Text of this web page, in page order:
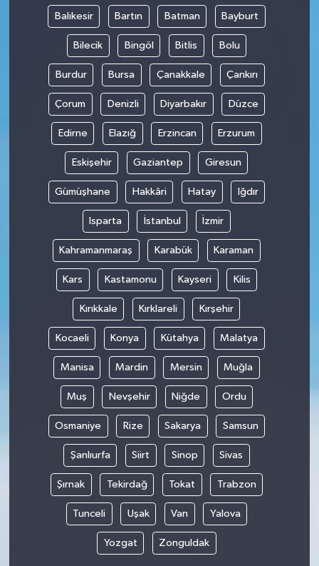
Balıkesir Bartın Batman Bayburt
Bilecik Bingöl Bitlis Bolu
Burdur Bursa Çanakkale Çankırı
Çorum Denizli Diyarbakır Düzce
Edirne Elazığ Erzincan Erzurum
Eskişehir Gaziantep Giresun
Gümüşhane Hakkâri Hatay Iğdır
Isparta İstanbul İzmir
Kahramanmaraş Karabük Karaman
Kars Kastamonu Kayseri Kilis
Kırıkkale Kırklareli Kırşehir
Kocaeli Konya Kütahya Malatya
Manisa Mardin Mersin Muğla
Muş Nevşehir Niğde Ordu
Osmaniye Rize Sakarya Samsun
Şanlıurfa Siirt Sinop Sivas
Şırnak Tekirdağ Tokat Trabzon
Tunceli Uşak Van Yalova
Yozgat Zonguldak